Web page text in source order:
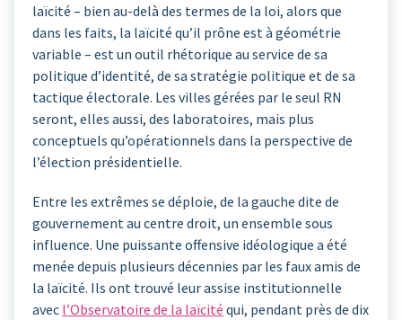
laïcité – bien au-delà des termes de la loi, alors que
dans les faits, la laïcité qu’il prône est à géométrie
variable – est un outil rhétorique au service de sa
politique d’identité, de sa stratégie politique et de sa
tactique électorale. Les villes gérées par le seul RN
seront, elles aussi, des laboratoires, mais plus
conceptuels qu’opérationnels dans la perspective de
l’élection présidentielle.
Entre les extrêmes se déploie, de la gauche dite de
gouvernement au centre droit, un ensemble sous
influence. Une puissante offensive idéologique a été
menée depuis plusieurs décennies par les faux amis de
la laïcité. Ils ont trouvé leur assise institutionnelle
avec l’Observatoire de la laïcité qui, pendant près de dix